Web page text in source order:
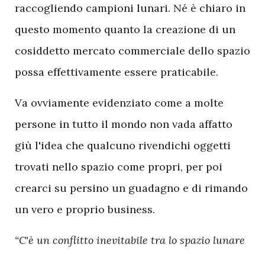
raccogliendo campioni lunari. Né è chiaro in
questo momento quanto la creazione di un
cosiddetto mercato commerciale dello spazio
possa effettivamente essere praticabile.
Va ovviamente evidenziato come a molte
persone in tutto il mondo non vada affatto
giù l'idea che qualcuno rivendichi oggetti
trovati nello spazio come propri, per poi
crearci su persino un guadagno e di rimando
un vero e proprio business.
“C'è un conflitto inevitabile tra lo spazio lunare